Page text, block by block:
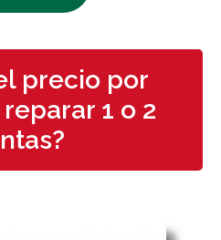
precio por
1 o 2